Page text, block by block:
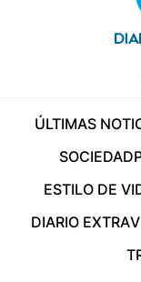
ÚLTIMAS
SOCIEDAD
ESTILO DE
DIARIO EXTRA